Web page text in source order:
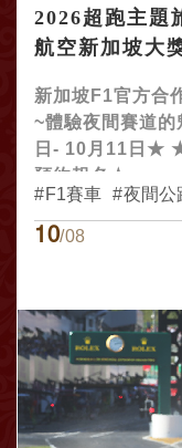
2026超跑主題
航空新加坡大
新加坡F1官方合
~體驗夜間賽道
日- 10月11日★
預約報名★
F1賽車
夜間公
10/08